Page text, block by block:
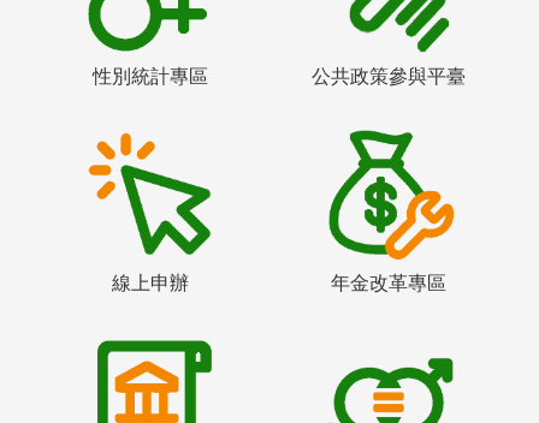
性別統計專區 公共政策參與平臺
線上申辦 年金改革專區